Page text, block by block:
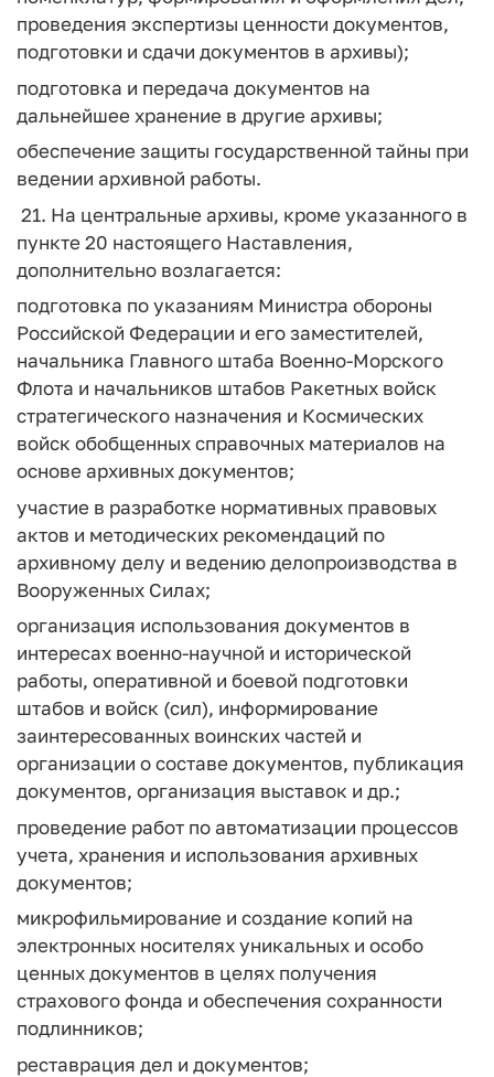
проведения экспертизы ценности документов,
подготовки и сдачи документов в архивы);
подготовка и передача документов на
дальнейшее хранение в другие архивы;
обеспечение защиты государственной тайны при
ведении архивной работы.
21. На центральные архивы, кроме указанного в
пункте 20 настоящего Наставления,
дополнительно возлагается:
подготовка по указаниям Министра обороны
Российской Федерации и его заместителей,
начальника Главного штаба Военно-Морского
Флота и начальников штабов Ракетных войск
стратегического назначения и Космических
войск обобщенных справочных материалов на
основе архивных документов;
участие в разработке нормативных правовых
актов и методических рекомендаций по
архивному делу и ведению делопроизводства в
Вооруженных Силах;
организация использования документов в
интересах военно-научной и исторической
работы, оперативной и боевой подготовки
штабов и войск (сил), информирование
заинтересованных воинских частей и
организации о составе документов, публикация
документов, организация выставок и др.;
проведение работ по автоматизации процессов
учета, хранения и использования архивных
документов;
микрофильмирование и создание копий на
электронных носителях уникальных и особо
ценных документов в целях получения
страхового фонда и обеспечения сохранности
подлинников;
реставрация дел и документов;